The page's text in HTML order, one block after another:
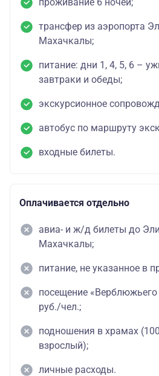
трансфер из аэропорта
Махачкалы;
питание: дни 1, 4, 5, 6 –
завтраки и обеды;
экскурсионное
автобус по маршруту
входные билеты.
Оплачивается отдельно
авиа- и ж/д билеты до
Махачкалы;
питание, не указанное в
посещение
руб./чел.;
подношения в храмах
взрослый);
личные расходы.